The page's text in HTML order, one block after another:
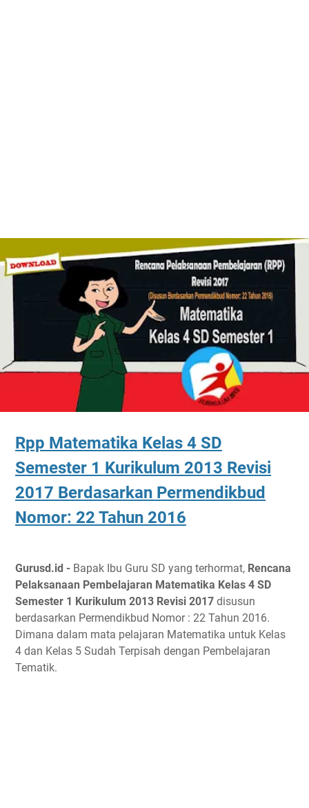
Rpp Matematika Kelas 4 SD
Semester 1 Kurikulum 2013 Revisi
2017 Berdasarkan Permendikbud
Nomor: 22 Tahun 2016
Gurusd.id - Bapak Ibu Guru SD yang terhormat, Rencana
Pelaksanaan Pembelajaran Matematika Kelas 4 SD
Semester 1 Kurikulum 2013 Revisi 2017 disusun
berdasarkan Permendikbud Nomor : 22 Tahun 2016.
Dimana dalam mata pelajaran Matematika untuk Kelas
4 dan Kelas 5 Sudah Terpisah dengan Pembelajaran
Tematik.